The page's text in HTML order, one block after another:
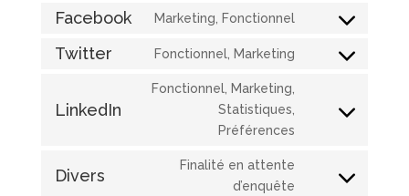
service
Facebook Marketing, Fonctionnel
Consent
Twitter Fonctionnel, Marketing
Consent
service
LinkedIn
Fonctionnel, Marketing,
Statistiques,
Préférences
Consent
linkedin
Divers
Finalité en attente
d’enquête
Consent